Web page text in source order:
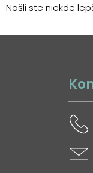
Našli ste niekde